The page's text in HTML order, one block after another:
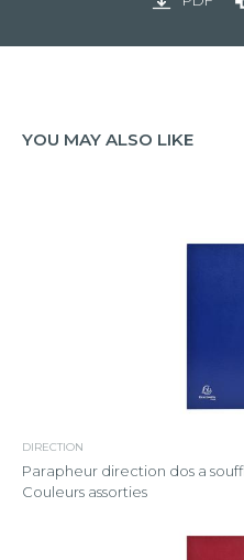
YOU MAY ALSO LIKE
DIRECTION
Parapheur direction dos a
Couleurs assorties